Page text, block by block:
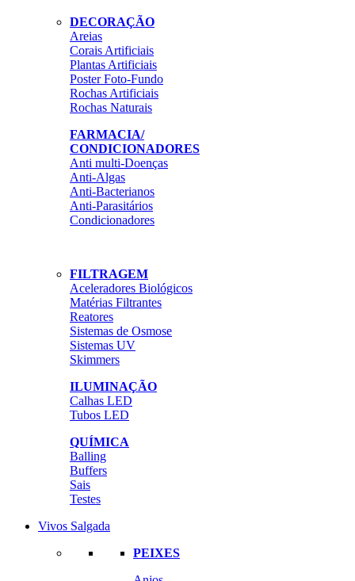
DECORAÇÃO
Areias
Corais Artificiais
Plantas Artificiais
Poster Foto-Fundo
Rochas Artificiais
Rochas Naturais
FARMACIA/
CONDICIONADORES
Anti multi-Doenças
Anti-Algas
Anti-Bacterianos
Anti-Parasitários
Condicionadores
FILTRAGEM
Aceleradores Biológicos
Matérias Filtrantes
Reatores
Sistemas de Osmose
Sistemas UV
Skimmers
ILUMINAÇÃO
Calhas LED
Tubos LED
QUÍMICA
Balling
Buffers
Sais
Testes
Vivos Salgada
PEIXES